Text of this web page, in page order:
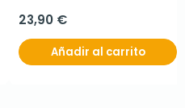
23,90 €
Añadir al carrito